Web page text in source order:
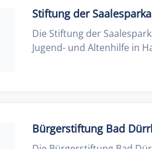
Stiftung der
Die Stiftung der
Jugend- und Altenhilfe in
Bürgerstiftung Bad